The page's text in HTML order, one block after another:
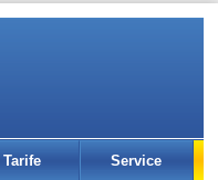
Tarife Service